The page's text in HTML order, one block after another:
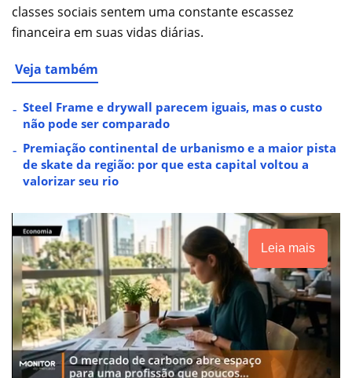
classes sociais sentem uma constante escassez
financeira em suas vidas diárias.
Veja também
Steel Frame e drywall parecem iguais, mas o custo
não pode ser comparado
Premiação continental de urbanismo e a maior pista
de skate da região: por que esta capital voltou a
valorizar seu rio
Leia mais